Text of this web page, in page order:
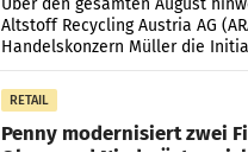
Über den gesamten August
Altstoff Recycling Austria AG
Handelskonzern Müller die
„Kreislauf-Helden“ in allen
Müller-Filialen
RETAIL
Penny modernisiert zwei